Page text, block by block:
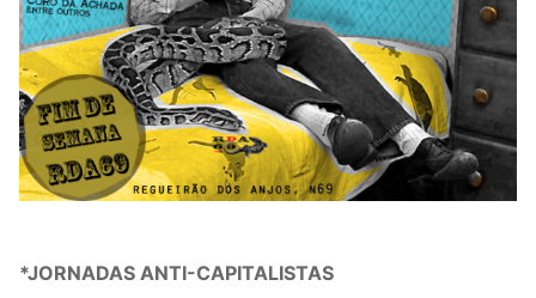
*JORNADAS ANTI-CAPITALISTAS